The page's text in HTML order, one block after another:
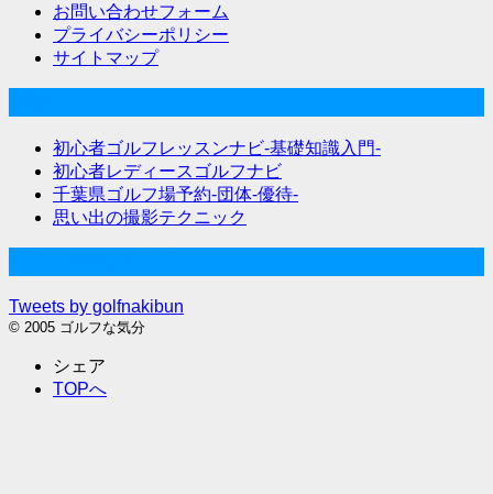
お問い合わせフォーム
プライバシーポリシー
サイトマップ
初心者ゴルフレッスンナビ-基礎知識入門-
初心者レディースゴルフナビ
千葉県ゴルフ場予約-団体-優待-
思い出の撮影テクニック
Tweets by golfnakibun
© 2005 ゴルフな気分
シェア
TOPへ